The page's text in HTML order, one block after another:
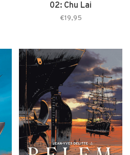
02: Chu Lai
€19,95